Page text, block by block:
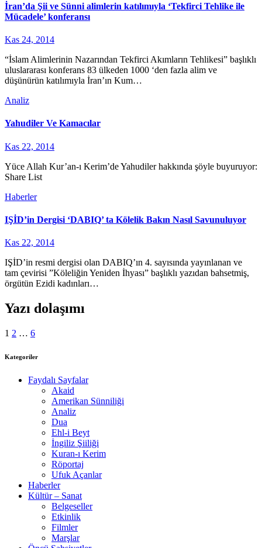
İran’da Şii ve Sünni alimlerin katılımıyla ‘Tekfirci Tehlike ile
Mücadele’ konferansı
Kas 24, 2014
“İslam Alimlerinin Nazarından Tekfirci Akımların Tehlikesi” başlıklı
uluslararası konferans 83 ülkeden 1000 ‘den fazla alim ve
düşünürün katılımıyla İran’ın Kum…
Analiz
Yahudiler Ve Kamacılar
Kas 22, 2014
Yüce Allah Kur’an-ı Kerim’de Yahudiler hakkında şöyle buyuruyor:
Share List
Haberler
IŞİD’in Dergisi ‘DABIQ’ ta Kölelik Bakın Nasıl Savunuluyor
Kas 22, 2014
IŞİD’in resmi dergisi olan DABIQ’ın 4. sayısında yayınlanan ve
tam çevirisi ”Köleliğin Yeniden İhyası” başlıklı yazıdan bahsetmiş,
örgütün Ezidi kadınları…
Yazı dolaşımı
1 2 … 6
Kategoriler
Faydalı Sayfalar
Akaid
Amerikan Sünniliği
Analiz
Dua
Ehl-i Beyt
İngiliz Şiiliği
Kuran-ı Kerim
Röportaj
Ufuk Açanlar
Haberler
Kültür – Sanat
Belgeseller
Etkinlik
Filmler
Marşlar